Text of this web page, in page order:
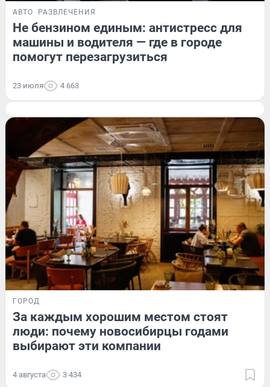
АВТО РАЗВЛЕЧЕНИЯ
Не бензином единым: антистресс для
машины и водителя — где в городе
помогут перезагрузиться
23 июля 4 663
ГОРОД
За каждым хорошим местом стоят
люди: почему новосибирцы годами
выбирают эти компании
4 августа 3 434